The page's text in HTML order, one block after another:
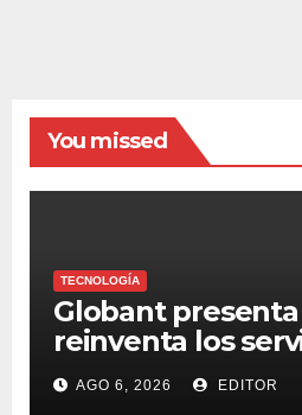
You missed
TECNOLOGÍA
Globant presenta
reinventa los
tecnología para la
AGO 6, 2026 EDITOR